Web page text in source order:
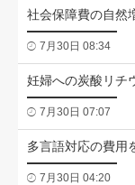
社会保障費の自然
7月30日 08:34
妊婦への炭酸リチ
7月30日 07:07
多言語対応の費用
7月30日 04:20